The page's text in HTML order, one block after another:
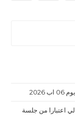
اعتبارا من جلسة